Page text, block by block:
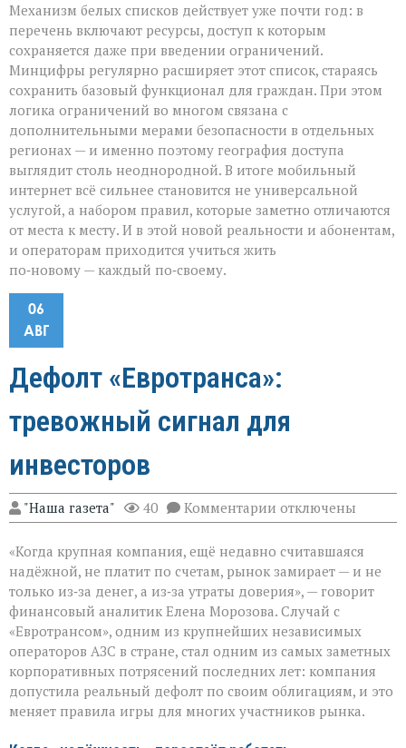
Механизм белых списков действует уже почти год: в
перечень включают ресурсы, доступ к которым
сохраняется даже при введении ограничений.
Минцифры регулярно расширяет этот список, стараясь
сохранить базовый функционал для граждан. При этом
логика ограничений во многом связана с
дополнительными мерами безопасности в отдельных
регионах — и именно поэтому география доступа
выглядит столь неоднородной. В итоге мобильный
интернет всё сильнее становится не универсальной
услугой, а набором правил, которые заметно отличаются
от места к месту. И в этой новой реальности и абонентам,
и операторам приходится учиться жить
по‑новому — каждый по‑своему.
06
АВГ
Дефолт «Евротранса»:
тревожный сигнал для
инвесторов
"Наша газета" 40 Комментарии к
записи
«Евротранса»:
тревожный
сигнал
для
инвесторов
отключены
«Когда крупная компания, ещё недавно считавшаяся
надёжной, не платит по счетам, рынок замирает — и не
только из‑за денег, а из‑за утраты доверия», — говорит
финансовый аналитик Елена Морозова. Случай с
«Евротрансом», одним из крупнейших независимых
операторов АЗС в стране, стал одним из самых заметных
корпоративных потрясений последних лет: компания
допустила реальный дефолт по своим облигациям, и это
меняет правила игры для многих участников рынка.